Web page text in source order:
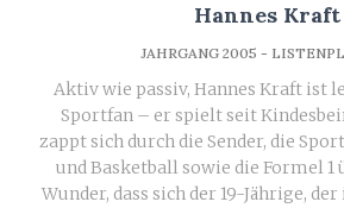
Hannes Kraft
JAHRGANG 2005 -
Aktiv wie passiv, Hannes Kraft ist
Sportfan – er spielt seit
zappt sich durch die Sender, die
und Basketball sowie die Formel 1
Wunder, dass sich der 19-Jährige,